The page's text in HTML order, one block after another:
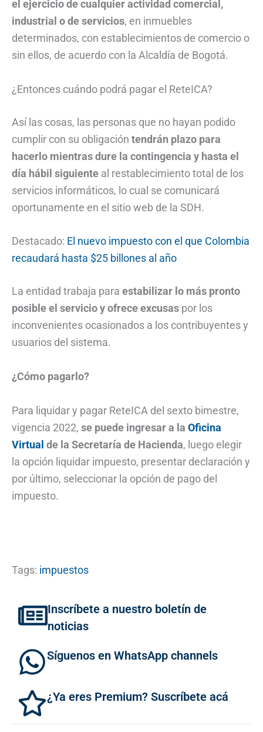
el ejercicio de cualquier actividad comercial,
industrial o de servicios, en inmuebles
determinados, con establecimientos de comercio o
sin ellos, de acuerdo con la Alcaldía de Bogotá.
¿Entonces cuándo podrá pagar el ReteICA?
Así las cosas, las personas que no hayan podido
cumplir con su obligación tendrán plazo para
hacerlo mientras dure la contingencia y hasta el
día hábil siguiente al restablecimiento total de los
servicios informáticos, lo cual se comunicará
oportunamente en el sitio web de la SDH.
Destacado: El nuevo impuesto con el que Colombia
recaudará hasta $25 billones al año
La entidad trabaja para estabilizar lo más pronto
posible el servicio y ofrece excusas por los
inconvenientes ocasionados a los contribuyentes y
usuarios del sistema.
¿Cómo pagarlo?
Para liquidar y pagar ReteICA del sexto bimestre,
vigencia 2022, se puede ingresar a la Oficina
Virtual de la Secretaría de Hacienda, luego elegir
la opción liquidar impuesto, presentar declaración y
por último, seleccionar la opción de pago del
impuesto.
Tags: impuestos
Inscríbete a nuestro boletín de
noticias
Síguenos en WhatsApp channels
¿Ya eres Premium? Suscríbete acá